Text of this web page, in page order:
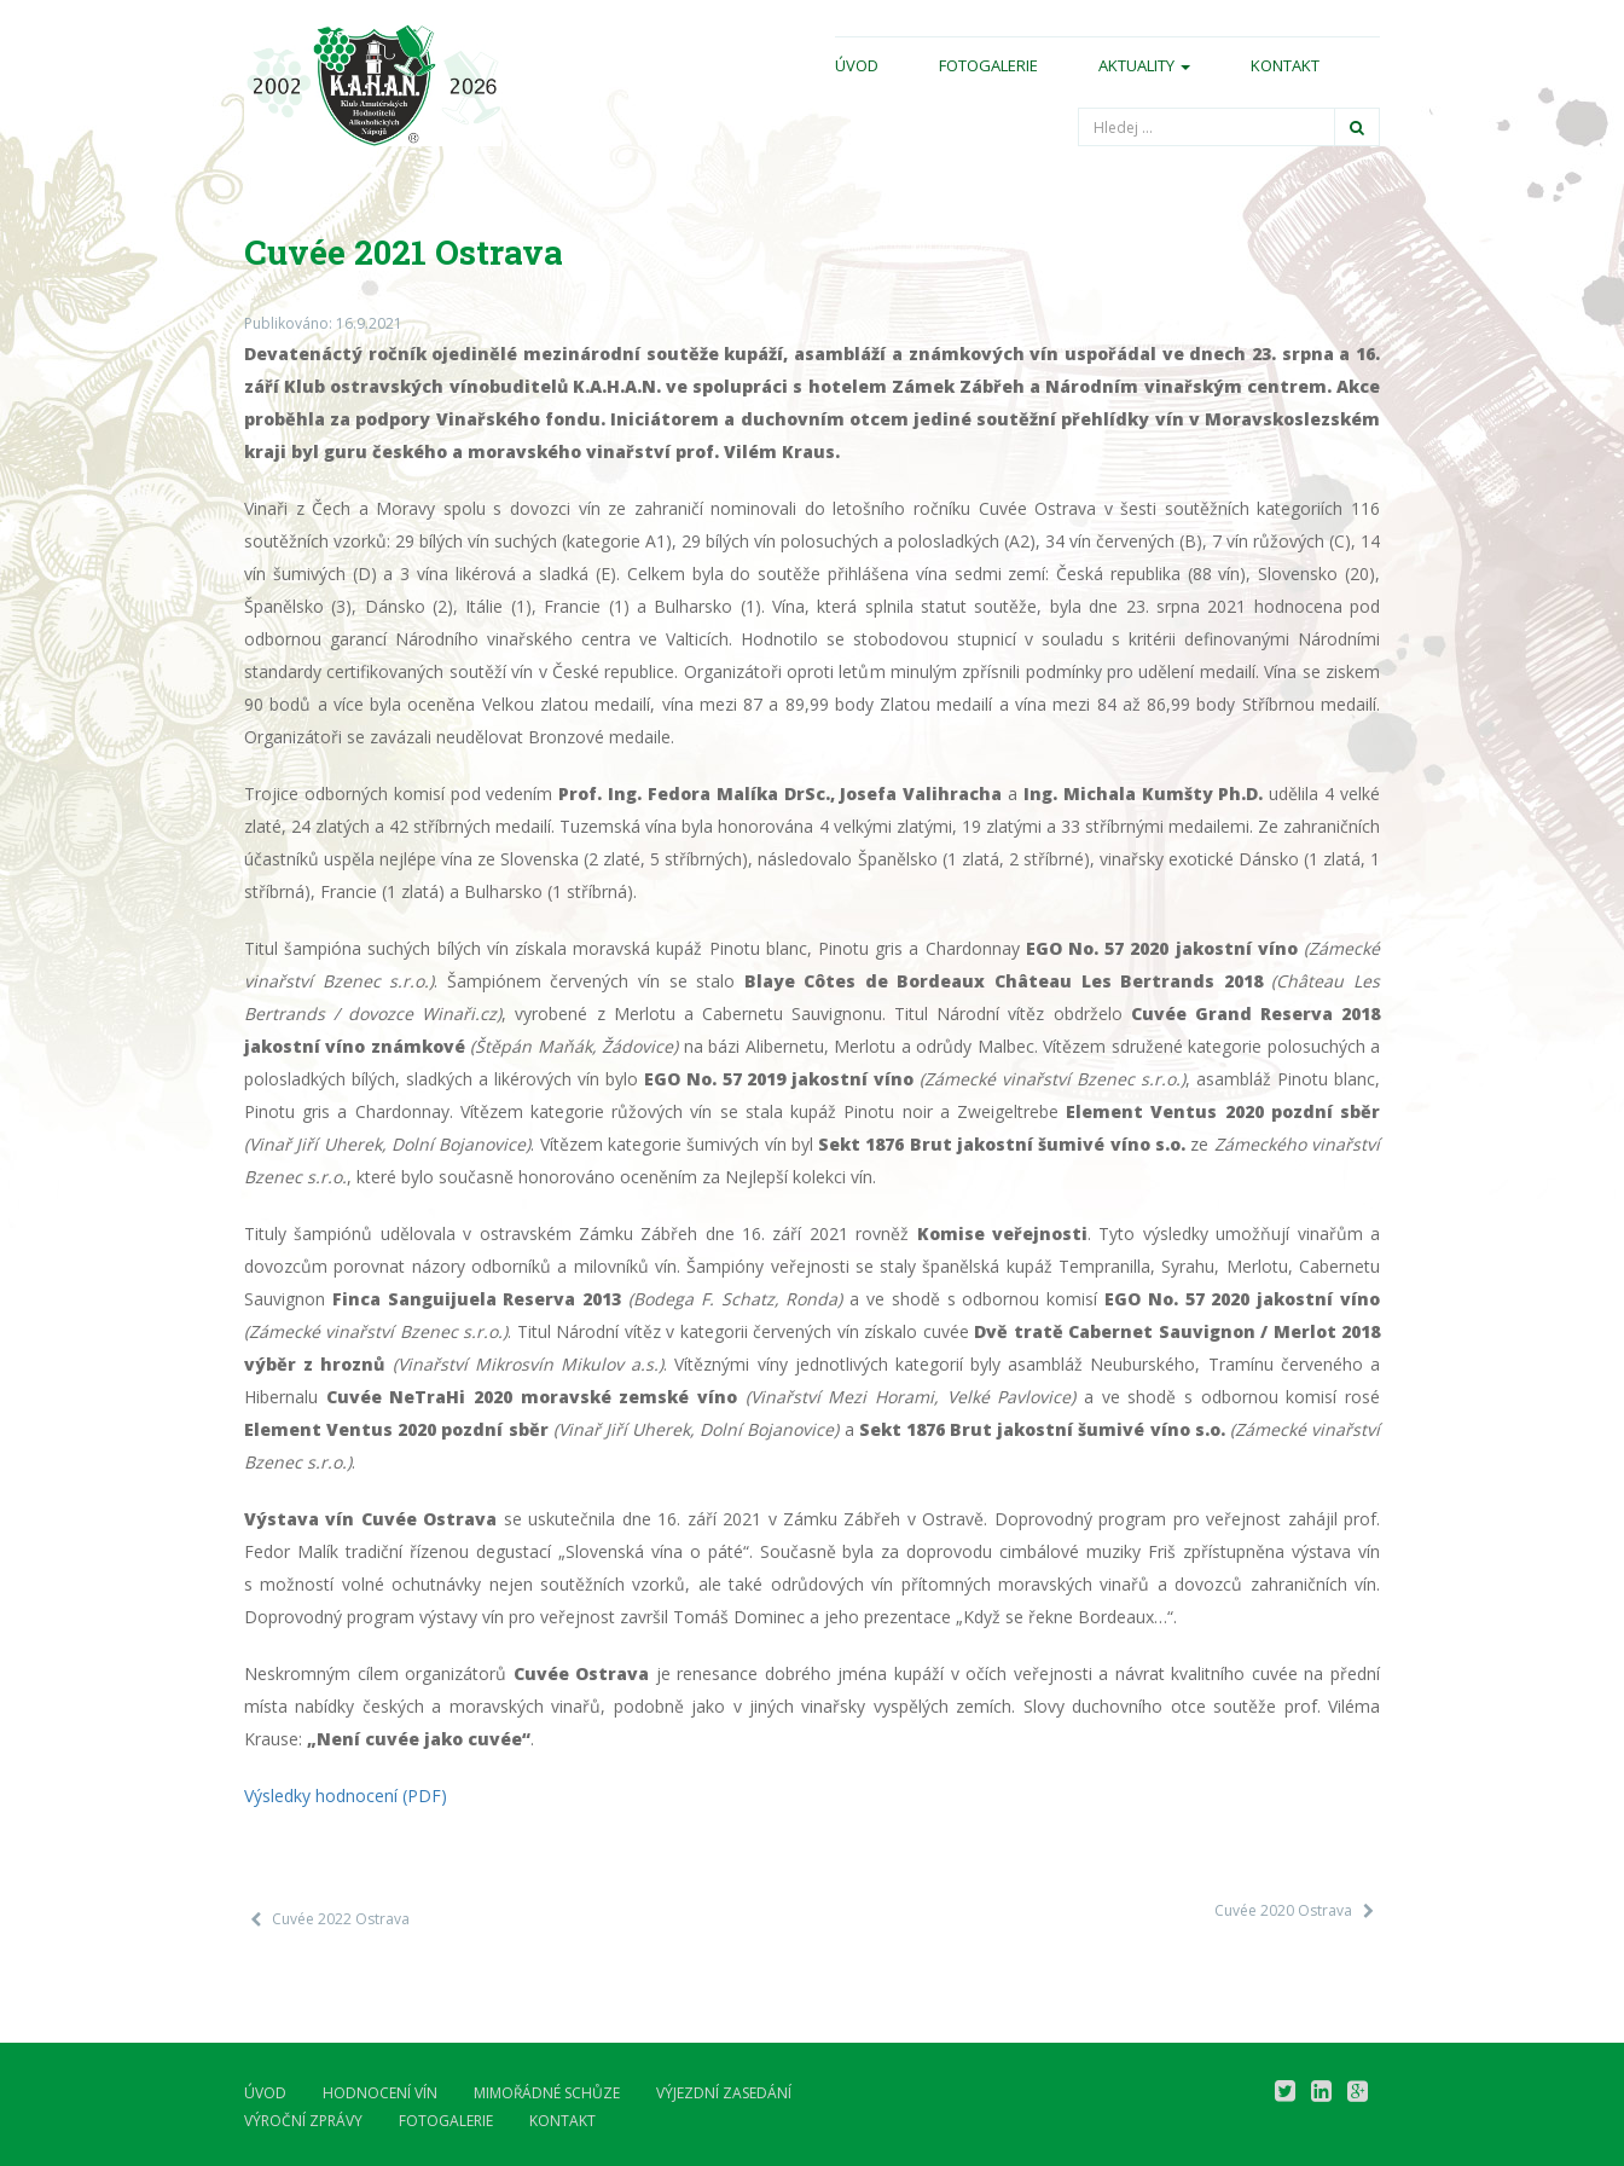
ÚVOD FOTOGALERIE AKTUALITY KONTAKT
Hledání
Cuvée 2021 Ostrava
Publikováno: 16.9.2021
Devatenáctý ročník ojedinělé mezinárodní soutěže kupáží, asambláží a známkových vín uspořádal ve dnech 23. srpna a 16.
září Klub ostravských vínobuditelů K.A.H.A.N. ve spolupráci s hotelem Zámek Zábřeh a Národním vinařským centrem. Akce
proběhla za podpory Vinařského fondu. Iniciátorem a duchovním otcem jediné soutěžní přehlídky vín v Moravskoslezském
kraji byl guru českého a moravského vinařství prof. Vilém Kraus.
Vinaři z Čech a Moravy spolu s dovozci vín ze zahraničí nominovali do letošního ročníku Cuvée Ostrava v šesti soutěžních kategoriích 116
soutěžních vzorků: 29 bílých vín suchých (kategorie A1), 29 bílých vín polosuchých a polosladkých (A2), 34 vín červených (B), 7 vín růžových (C), 14
vín šumivých (D) a 3 vína likérová a sladká (E). Celkem byla do soutěže přihlášena vína sedmi zemí: Česká republika (88 vín), Slovensko (20),
Španělsko (3), Dánsko (2), Itálie (1), Francie (1) a Bulharsko (1). Vína, která splnila statut soutěže, byla dne 23. srpna 2021 hodnocena pod
odbornou garancí Národního vinařského centra ve Valticích. Hodnotilo se stobodovou stupnicí v souladu s kritérii definovanými Národními
standardy certifikovaných soutěží vín v České republice. Organizátoři oproti letům minulým zpřísnili podmínky pro udělení medailí. Vína se ziskem
90 bodů a více byla oceněna Velkou zlatou medailí, vína mezi 87 a 89,99 body Zlatou medailí a vína mezi 84 až 86,99 body Stříbrnou medailí.
Organizátoři se zavázali neudělovat Bronzové medaile.
Trojice odborných komisí pod vedením Prof. Ing. Fedora Malíka DrSc., Josefa Valihracha a Ing. Michala Kumšty Ph.D. udělila 4 velké
zlaté, 24 zlatých a 42 stříbrných medailí. Tuzemská vína byla honorována 4 velkými zlatými, 19 zlatými a 33 stříbrnými medailemi. Ze zahraničních
účastníků uspěla nejlépe vína ze Slovenska (2 zlaté, 5 stříbrných), následovalo Španělsko (1 zlatá, 2 stříbrné), vinařsky exotické Dánsko (1 zlatá, 1
stříbrná), Francie (1 zlatá) a Bulharsko (1 stříbrná).
Titul šampióna suchých bílých vín získala moravská kupáž Pinotu blanc, Pinotu gris a Chardonnay EGO No. 57 2020 jakostní víno (Zámecké
vinařství Bzenec s.r.o.). Šampiónem červených vín se stalo Blaye Côtes de Bordeaux Château Les Bertrands 2018 (Château Les
Bertrands / dovozce Winaři.cz), vyrobené z Merlotu a Cabernetu Sauvignonu. Titul Národní vítěz obdrželo Cuvée Grand Reserva 2018
jakostní víno známkové (Štěpán Maňák, Žádovice)na bázi Alibernetu, Merlotu a odrůdy Malbec. Vítězem sdružené kategorie polosuchých a
polosladkých bílých, sladkých a likérových vín bylo EGO No. 57 2019 jakostní víno (Zámecké vinařství Bzenec s.r.o.), asambláž Pinotu blanc,
Pinotu gris a Chardonnay. Vítězem kategorie růžových vín se stala kupáž Pinotu noir a Zweigeltrebe Element Ventus 2020 pozdní sběr
(Vinař Jiří Uherek, Dolní Bojanovice). Vítězem kategorie šumivých vín byl Sekt 1876 Brut jakostní šumivé víno s.o. ze Zámeckého vinařství
Bzenec s.r.o., které bylo současně honorováno oceněním za Nejlepší kolekci vín.
Tituly šampiónů udělovala v ostravském Zámku Zábřeh dne 16. září 2021 rovněž Komise veřejnosti. Tyto výsledky umožňují vinařům a
dovozcům porovnat názory odborníků a milovníků vín. Šampióny veřejnosti se staly španělská kupáž Tempranilla, Syrahu, Merlotu, Cabernetu
Sauvignon Finca Sanguijuela Reserva 2013 (Bodega F. Schatz, Ronda) a ve shodě s odbornou komisí EGO No. 57 2020 jakostní víno
(Zámecké vinařství Bzenec s.r.o.). Titul Národní vítěz v kategorii červených vín získalo cuvée Dvě tratě Cabernet Sauvignon / Merlot 2018
výběr z hroznů (Vinařství Mikrosvín Mikulov a.s.). Vítěznými víny jednotlivých kategorií byly asambláž Neuburského, Tramínu červeného a
Hibernalu Cuvée NeTraHi 2020 moravské zemské víno (Vinařství Mezi Horami, Velké Pavlovice) a ve shodě s odbornou komisí rosé
Element Ventus 2020 pozdní sběr (Vinař Jiří Uherek, Dolní Bojanovice)a Sekt 1876 Brut jakostní šumivé víno s.o. (Zámecké vinařství
Bzenec s.r.o.).
Výstava vín Cuvée Ostrava se uskutečnila dne 16. září 2021 v Zámku Zábřeh v Ostravě. Doprovodný program pro veřejnost zahájil prof.
Fedor Malík tradiční řízenou degustací „Slovenská vína o páté“. Současně byla za doprovodu cimbálové muziky Friš zpřístupněna výstava vín
s možností volné ochutnávky nejen soutěžních vzorků, ale také odrůdových vín přítomných moravských vinařů a dovozců zahraničních vín.
Doprovodný program výstavy vín pro veřejnost završil Tomáš Dominec a jeho prezentace „Když se řekne Bordeaux…“.
Neskromným cílem organizátorů Cuvée Ostrava je renesance dobrého jména kupáží v očích veřejnosti a návrat kvalitního cuvée na přední
místa nabídky českých a moravských vinařů, podobně jako v jiných vinařsky vyspělých zemích. Slovy duchovního otce soutěže prof. Viléma
Krause: „Není cuvée jako cuvée“.
Výsledky hodnocení (PDF)
Cuvée 2022 Ostrava Cuvée 2020 Ostrava
ÚVOD HODNOCENÍ VÍN MIMOŘÁDNÉ SCHŮZE
VÝJEZDNÍ ZASEDÁNÍ
VÝROČNÍ ZPRÁVY
FOTOGALERIE KONTAKT